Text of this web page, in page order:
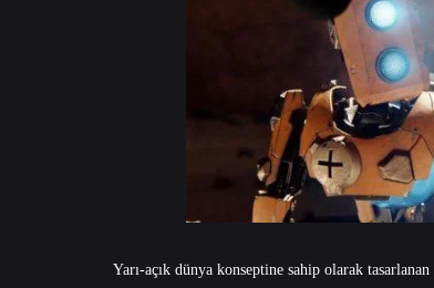
Yarı-açık dünya konseptine sahip olarak